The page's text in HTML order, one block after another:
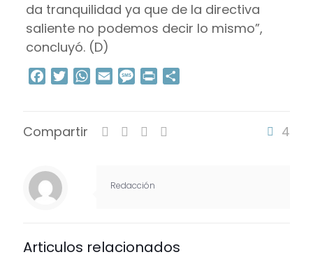
da tranquilidad ya que de la directiva
saliente no podemos decir lo mismo”,
concluyó. (D)
Facebook
TwitterWhatsApp
Email Message
Print
Compartir 4
Redacción
Articulos relacionados